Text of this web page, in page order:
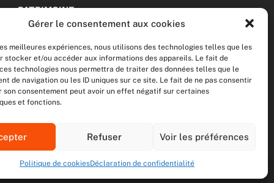
Gérer le consentement aux cookies
meilleures expériences, nous utilisons des technologies telles que les
stocker et/ou accéder aux informations des appareils. Le fait de
technologies nous permettra de traiter des données telles que le
de navigation ou les ID uniques sur ce site. Le fait de ne pas consentir
son consentement peut avoir un effet négatif sur certaines
et fonctions.
Refuser Voir les préférences
Politique de cookiesDéclaration de confidentialité
PATRIMOINE
ÉVÉNEMENTS
NOS RÉSEAUX SOCIAUX
F
c
e
b
o
o
T
i
t
e
r
t
g
r
t
b
e